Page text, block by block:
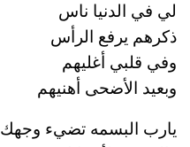
لي في الدنيا ناس
ذكرهم يرفع الرأس
وفي قلبي أغليهم
وبعيد الأضحى أهنيهم
يارب البسمه تضيء وجهك